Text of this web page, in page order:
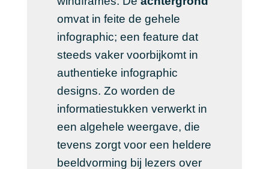
omvat in feite de gehele
infographic; een feature dat
steeds vaker voorbijkomt in
authentieke infographic
designs. Zo worden de
informatiestukken verwerkt in
een algehele weergave, die
tevens zorgt voor een heldere
beeldvorming bij lezers over